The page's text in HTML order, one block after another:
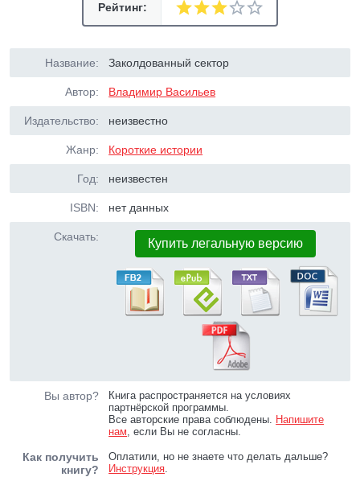
Рейтинг:
Название: Заколдованный сектор
Автор: Владимир Васильев
Издательство: неизвестно
Жанр: Короткие истории
Год: неизвестен
ISBN: нет данных
Скачать: Купить легальную версию
Вы автор?
Книга распространяется на условиях
партнёрской программы.
Все авторские права соблюдены. Напишите
нам, если Вы не согласны.
Как получить
книгу?
Оплатили, но не знаете что делать дальше?
Инструкция.